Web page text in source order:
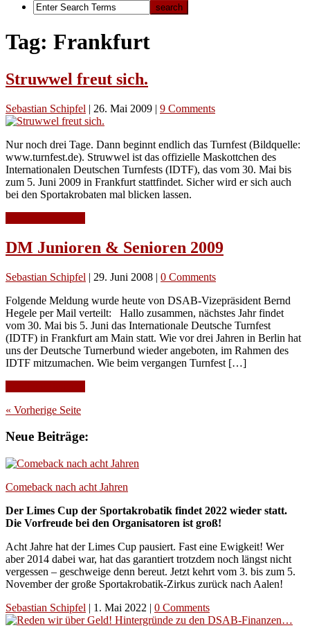
Tag: Frankfurt
Struwwel freut sich.
Sebastian Schipfel | 26. Mai 2009 | 9 Comments
Nur noch drei Tage. Dann beginnt endlich das Turnfest (Bildquelle:
www.turnfest.de). Struwwel ist das offizielle Maskottchen des
Internationalen Deutschen Turnfests (IDTF), das vom 30. Mai bis
zum 5. Juni 2009 in Frankfurt stattfindet. Sicher wird er sich auch
bei den Sportakrobaten mal blicken lassen.
DM Junioren & Senioren 2009
Sebastian Schipfel | 29. Juni 2008 | 0 Comments
Folgende Meldung wurde heute von DSAB-Vizepräsident Bernd
Hegele per Mail verteilt: Hallo zusammen, nächstes Jahr findet
vom 30. Mai bis 5. Juni das Internationale Deutsche Turnfest
(IDTF) in Frankfurt am Main statt. Wie vor drei Jahren in Berlin hat
uns der Deutsche Turnerbund wieder angeboten, im Rahmen des
IDTF mitzumachen. Wie beim vergangen Turnfest […]
« Vorherige Seite
Neue Beiträge:
Comeback nach acht Jahren
Der Limes Cup der Sportakrobatik findet 2022 wieder statt.
Die Vorfreude bei den Organisatoren ist groß!
Acht Jahre hat der Limes Cup pausiert. Fast eine Ewigkeit! Wer
aber 2014 dabei war, hat das garantiert trotzdem noch längst nicht
vergessen – geschweige denn bereut. Jetzt kehrt vom 3. bis zum 5.
November der große Sportakrobatik-Zirkus zurück nach Aalen!
Sebastian Schipfel | 1. Mai 2022 | 0 Comments